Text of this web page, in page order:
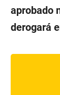
aprobado
derogará